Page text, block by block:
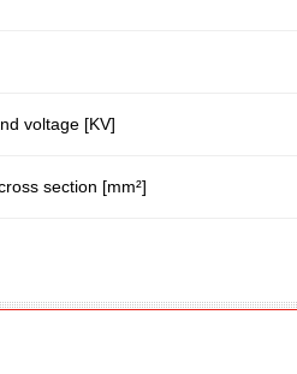
voltage [KV]
section [mm²]